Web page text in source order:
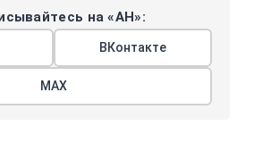
на «АН»:
ВКонтакте
МАХ